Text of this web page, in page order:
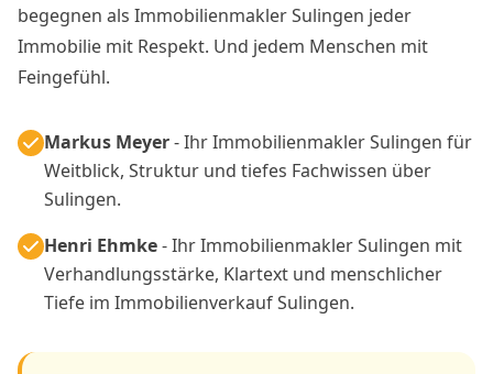
begegnen als Immobilienmakler Sulingen jeder
Immobilie mit Respekt. Und jedem Menschen mit
Feingefühl.
Markus Meyer- Ihr Immobilienmakler Sulingen für
Weitblick, Struktur und tiefes Fachwissen über
Sulingen.
Henri Ehmke- Ihr Immobilienmakler Sulingen mit
Verhandlungsstärke, Klartext und menschlicher
Tiefe im Immobilienverkauf Sulingen.